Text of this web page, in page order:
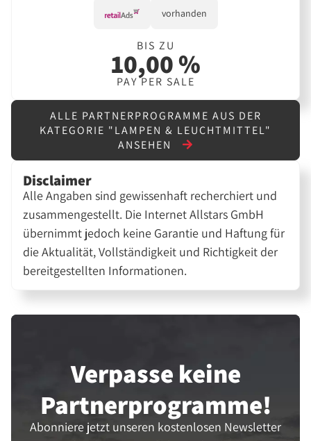
vorhanden
BIS ZU
10,00 %
PAY PER SALE
ALLE PARTNERPROGRAMME AUS DER
KATEGORIE "LAMPEN & LEUCHTMITTEL"
ANSEHEN
Disclaimer
Alle Angaben sind gewissenhaft recherchiert und
zusammengestellt. Die Internet Allstars GmbH
übernimmt jedoch keine Garantie und Haftung für
die Aktualität, Vollständigkeit und Richtigkeit der
bereitgestellten Informationen.
Verpasse keine
Partner­programme!
Abonniere jetzt unseren kostenlosen Newsletter